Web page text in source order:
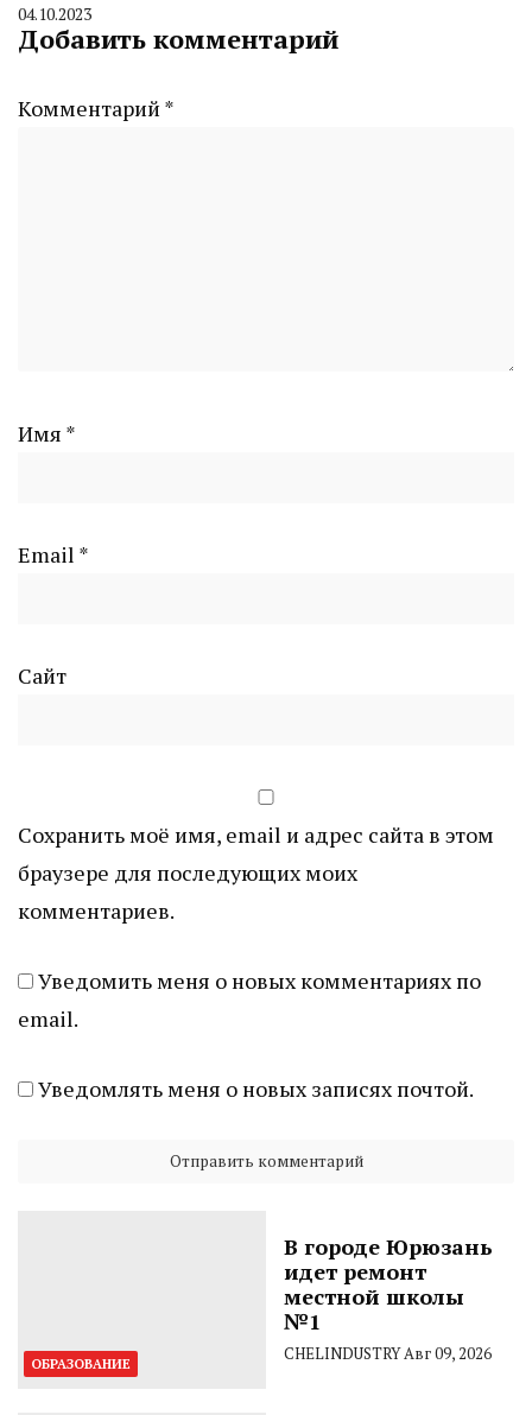
By
CHELINDUSTRY
04.10.2023
Добавить комментарий
Комментарий *
Имя *
Email *
Сайт
Сохранить моё имя, email и адрес сайта в этом
браузере для последующих моих
комментариев.
Уведомить меня о новых комментариях по
email.
Уведомлять меня о новых записях почтой.
ОБРАЗОВАНИЕ
В городе Юрюзань
идет ремонт
местной школы
№1
CHELINDUSTRYАвг 09, 2026